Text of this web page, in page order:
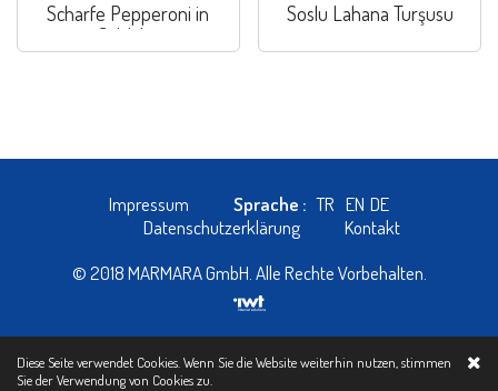
Scharfe Pepperoni in
Salzlake
Soslu Lahana Turşusu
Impressum Sprache : TR EN DE
Datenschutzerklärung
Kontakt
© 2018 MARMARA GmbH. Alle Rechte Vorbehalten.
Diese Seite verwendet Cookies. Wenn Sie die Website weiterhin nutzen, stimmen
Sie der Verwendung von Cookies zu.